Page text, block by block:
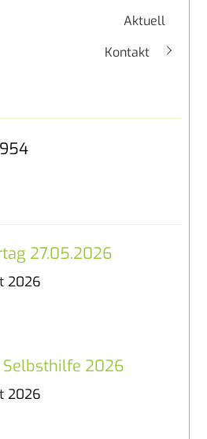
Aktuell
Kontakt
27.05.2026
2026
Selbsthilfe 2026
2026